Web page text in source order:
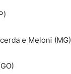
e Meloni (MG)